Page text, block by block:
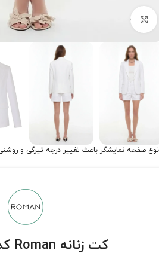
برای بزرگنمایی کلیک کنید
نوع صفحه نمایشگر باعث تغییر درجه تیرگی و
کت زنانه Roman کد Y2616015